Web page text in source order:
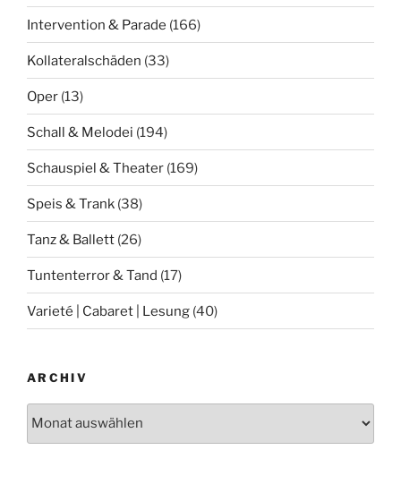
Intervention & Parade (166)
Kollateralschäden (33)
Oper (13)
Schall & Melodei (194)
Schauspiel & Theater (169)
Speis & Trank (38)
Tanz & Ballett (26)
Tuntenterror & Tand (17)
Varieté | Cabaret | Lesung (40)
ARCHIV